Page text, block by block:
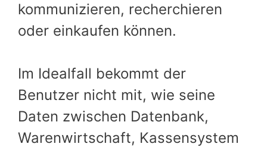
kommunizieren, recherchieren
oder einkaufen können.
Im Idealfall bekommt der
Benutzer nicht mit, wie seine
Daten zwischen Datenbank,
Warenwirtschaft, Kassensystem